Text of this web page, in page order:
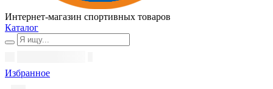
Интернет-магазин спортивных товаров
Каталог
Избранное